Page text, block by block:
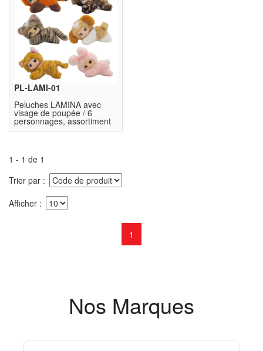
PL-LAMI-01
Peluches LAMINA avec
visage de poupée / 6
personnages, assortiment
de 18 mcx
1 - 1 de 1
Trier par
Afficher
1
Nos Marques